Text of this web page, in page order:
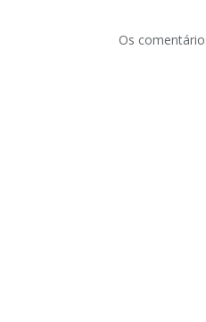
Os